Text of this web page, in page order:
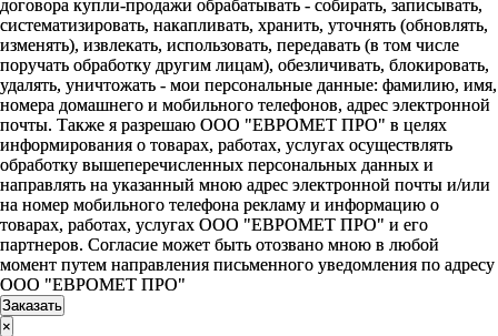
договора купли-продажи обрабатывать - собирать, записывать,
систематизировать, накапливать, хранить, уточнять (обновлять,
изменять), извлекать, использовать, передавать (в том числе
поручать обработку другим лицам), обезличивать, блокировать,
удалять, уничтожать - мои персональные данные: фамилию, имя,
номера домашнего и мобильного телефонов, адрес электронной
почты. Также я разрешаю ООО "ЕВРОМЕТ ПРО" в целях
информирования о товарах, работах, услугах осуществлять
обработку вышеперечисленных персональных данных и
направлять на указанный мною адрес электронной почты и/или
на номер мобильного телефона рекламу и информацию о
товарах, работах, услугах ООО "ЕВРОМЕТ ПРО" и его
партнеров. Согласие может быть отозвано мною в любой
момент путем направления письменного уведомления по адресу
ООО "ЕВРОМЕТ ПРО"
×